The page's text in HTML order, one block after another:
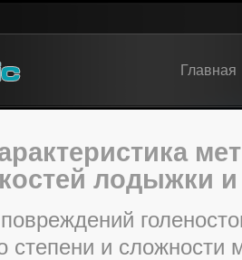
Главная
лодыжки и
степени и сложности